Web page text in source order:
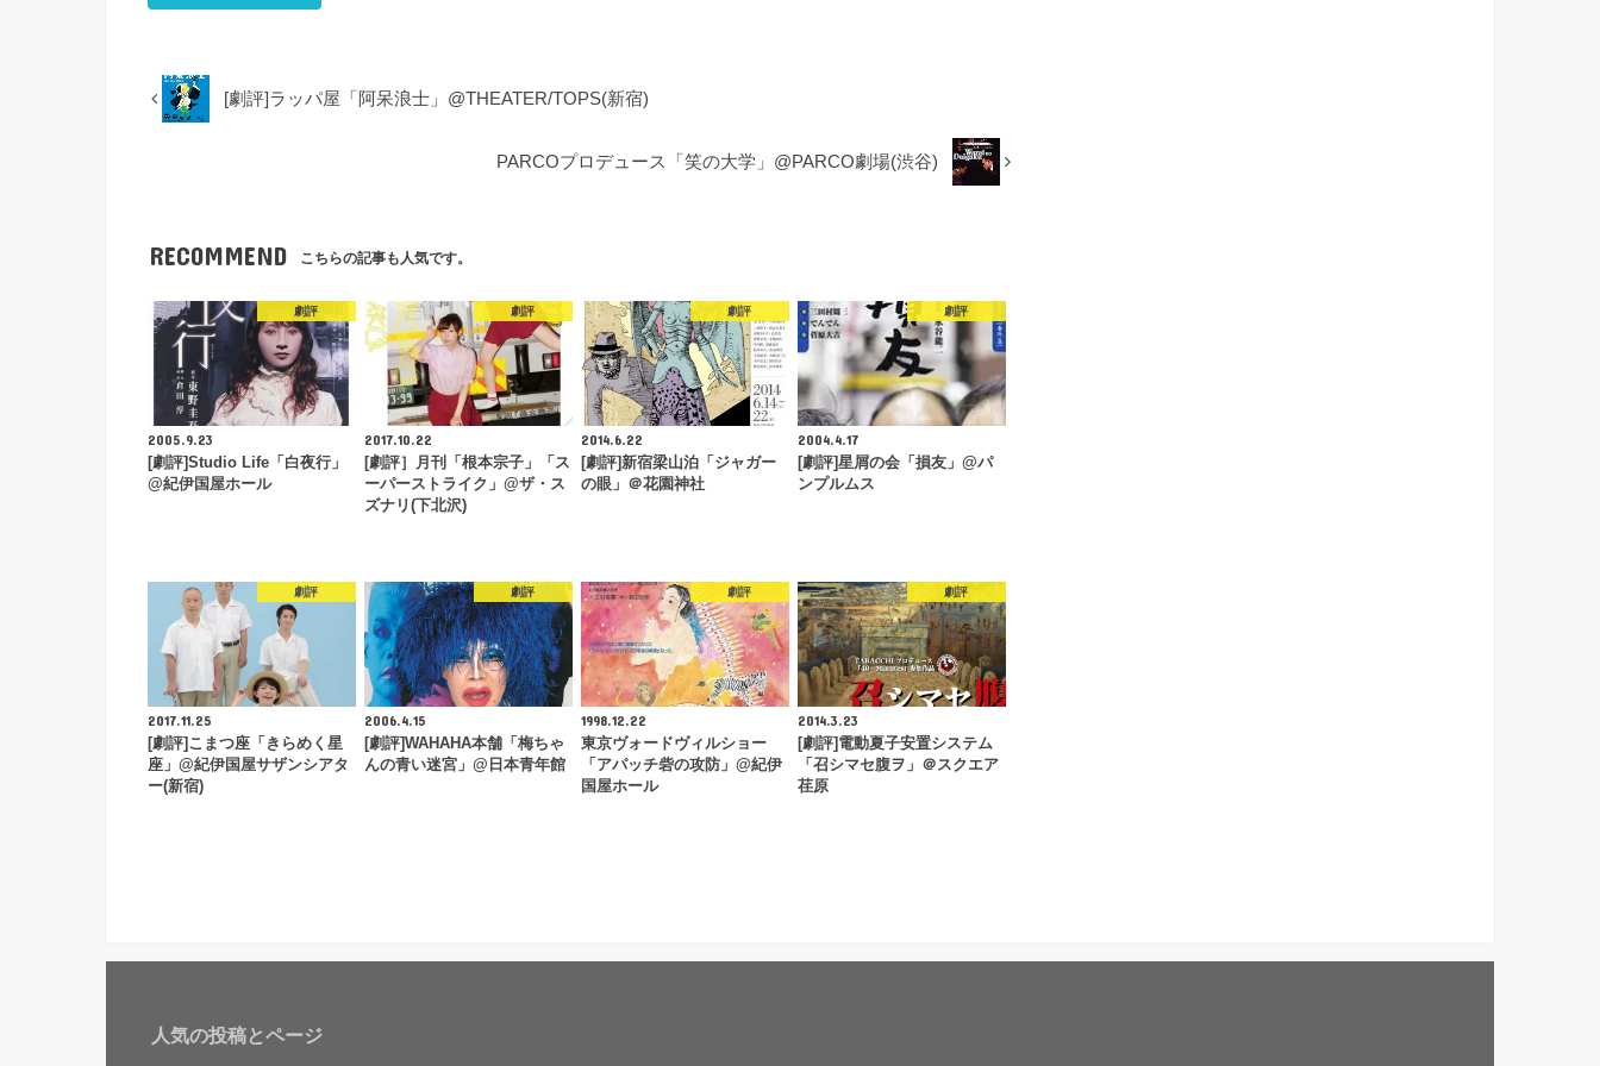
[劇評]ラッパ屋「阿呆浪士」@THEATER/TOPS(新宿)
PARCOプロデュース「笑の大学」@PARCO劇場(渋谷)
RECOMMEND こちらの記事も人気です。
劇評
2005.9.23
[劇評]Studio Life「白夜行」
@紀伊国屋ホール
劇評
2017.10.22
[劇評］月刊「根本宗子」「ス
ーパーストライク」@ザ・ス
ズナリ(下北沢)
劇評
2014.6.22
[劇評]新宿梁山泊「ジャガー
の眼」＠花園神社
劇評
2004.4.17
[劇評]星屑の会「損友」@パ
ンプルムス
劇評
2017.11.25
[劇評]こまつ座「きらめく星
座」@紀伊国屋サザンシアタ
ー(新宿)
劇評
2006.4.15
[劇評]WAHAHA本舗「梅ちゃ
んの青い迷宮」@日本青年館
劇評
1998.12.22
東京ヴォードヴィルショー
「アパッチ砦の攻防」@紀伊
国屋ホール
劇評
2014.3.23
[劇評]電動夏子安置システム
「召シマセ腹ヲ」＠スクエア
荏原
人気の投稿とページ